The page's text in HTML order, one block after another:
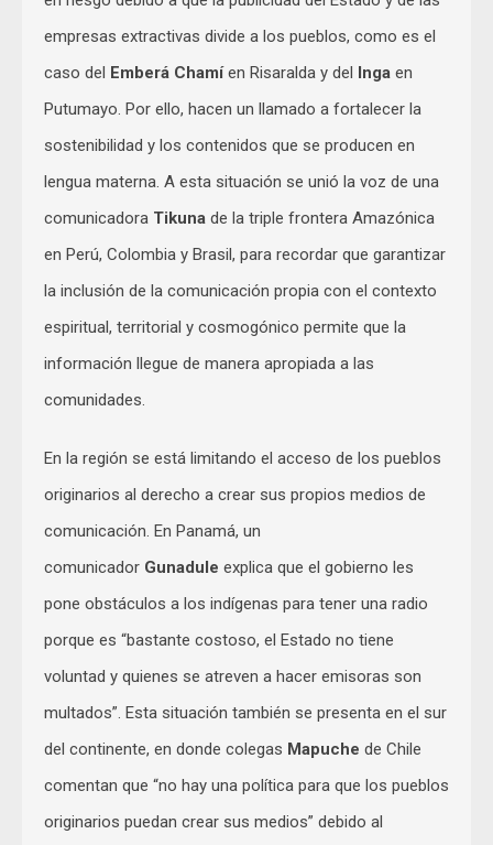
empresas extractivas divide a los pueblos, como es el
caso del Emberá Chamíen Risaralda y del Inga en
Putumayo. Por ello, hacen un llamado a fortalecer la
sostenibilidad y los contenidos que se producen en
lengua materna. A esta situación se unió la voz de una
comunicadora Tikuna de la triple frontera Amazónica
en Perú, Colombia y Brasil, para recordar que garantizar
la inclusión de la comunicación propia con el contexto
espiritual, territorial y cosmogónico permite que la
información llegue de manera apropiada a las
comunidades.
En la región se está limitando el acceso de los pueblos
originarios al derecho a crear sus propios medios de
comunicación. En Panamá, un
comunicador Gunadule explica que el gobierno les
pone obstáculos a los indígenas para tener una radio
porque es “bastante costoso, el Estado no tiene
voluntad y quienes se atreven a hacer emisoras son
multados”. Esta situación también se presenta en el sur
del continente, en donde colegas Mapuche de Chile
comentan que “no hay una política para que los pueblos
originarios puedan crear sus medios” debido al